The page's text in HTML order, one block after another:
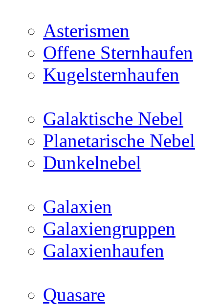
Asterismen
Offene Sternhaufen
Kugelsternhaufen
Galaktische Nebel
Planetarische Nebel
Dunkelnebel
Galaxien
Galaxiengruppen
Galaxienhaufen
Quasare